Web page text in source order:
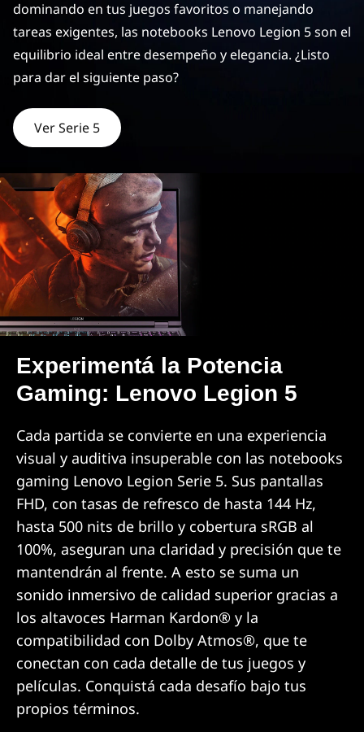
dominando en tus juegos favoritos o manejando
tareas exigentes, las notebooks Lenovo Legion 5 son el
equilibrio ideal entre desempeño y elegancia. ¿Listo
para dar el siguiente paso?
Ver Serie 5
Experimentá la Potencia
Gaming: Lenovo Legion 5
Cada partida se convierte en una experiencia
visual y auditiva insuperable con las notebooks
gaming Lenovo Legion Serie 5. Sus pantallas
FHD, con tasas de refresco de hasta 144 Hz,
hasta 500 nits de brillo y cobertura sRGB al
100%, aseguran una claridad y precisión que te
mantendrán al frente. A esto se suma un
sonido inmersivo de calidad superior gracias a
los altavoces Harman Kardon® y la
compatibilidad con Dolby Atmos®, que te
conectan con cada detalle de tus juegos y
películas. Conquistá cada desafío bajo tus
propios términos.